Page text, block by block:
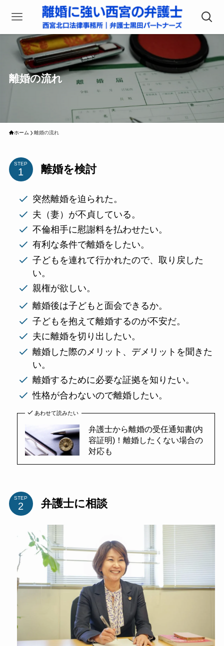
離婚の流れ
ホーム 離婚の流れ
STEP 離婚を検討
突然離婚を迫られた。
夫（妻）が不貞している。
不倫相手に慰謝料を払わせたい。
有利な条件で離婚をしたい。
子どもを連れて行かれたので、取り戻した
い。
親権が欲しい。
離婚後は子どもと面会できるか。
子どもを抱えて離婚するのが不安だ。
夫に離婚を切り出したい。
離婚した際のメリット、デメリットを聞きた
い。
離婚するために必要な証拠を知りたい。
性格が合わないので離婚したい。
あわせて読みたい
弁護士から離婚の受任通知書(内
容証明)！離婚したくない場合の
対応も
STEP 弁護士に相談